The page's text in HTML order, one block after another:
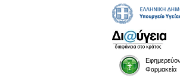
Φαρμακεία